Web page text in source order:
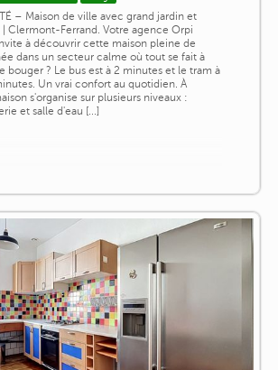
– Maison de ville avec grand jardin et
Clermont-Ferrand. Votre agence Orpi
à découvrir cette maison pleine de
dans un secteur calme où tout se fait à
bouger ? Le bus est à 2 minutes et le tram à
Un vrai confort au quotidien. À
s'organise sur plusieurs niveaux :
et salle d'eau [...]